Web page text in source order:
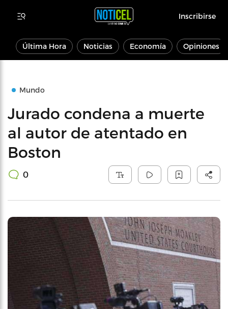
Inscribirse
Última Hora Noticias Economía Opiniones
Mundo
Jurado condena a muerte
al autor de atentado en
Boston
0